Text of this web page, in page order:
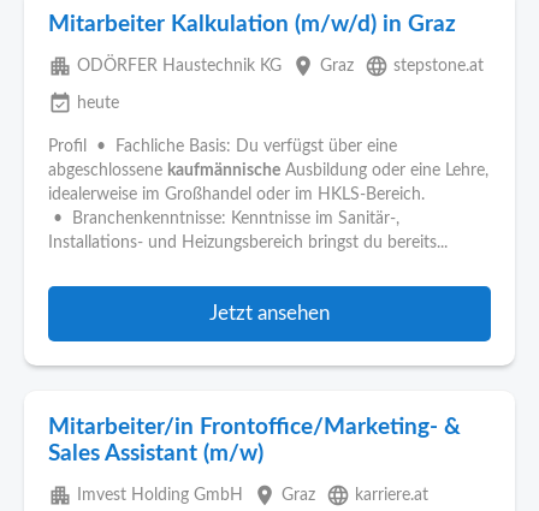
Mitarbeiter Kalkulation (m/w/d) in Graz
apartment ODÖRFER Haustechnik KG place Graz language stepstone.at
event_available heute
Profil • Fachliche Basis: Du verfügst über eine
abgeschlossene kaufmännische Ausbildung oder eine Lehre,
idealerweise im Großhandel oder im HKLS-Bereich.
• Branchenkenntnisse: Kenntnisse im Sanitär-,
Installations- und Heizungsbereich bringst du bereits...
Jetzt ansehen
Mitarbeiter/in Frontoffice/Marketing- &
Sales Assistant (m/w)
apartment Imvest Holding GmbH place Graz language karriere.at